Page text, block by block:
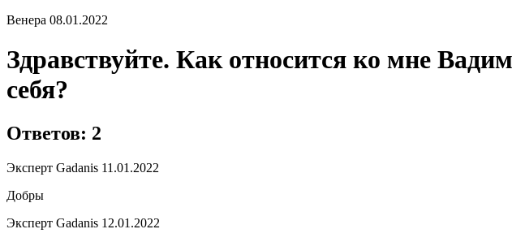
Венера 08.01.2022
Здравствуйте. Как относится ко мне
себя?
Ответов: 2
Эксперт Gadanis 11.01.2022
Добры
Эксперт Gadanis 12.01.2022